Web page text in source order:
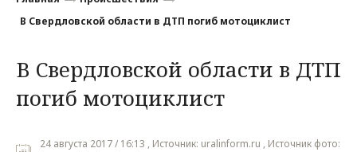
Финансы
Наука
Культура
Общество
В Свердловской области в ДТП погиб мотоциклист
В Свердловской области в ДТП
погиб мотоциклист
24 августа 2017 / 16:13 , Источник: uralinform.ru , Источник фото: